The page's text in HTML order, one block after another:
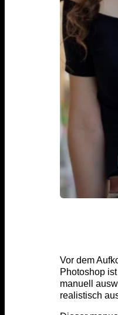
Vor dem
Photoshop
manuell
realistisch